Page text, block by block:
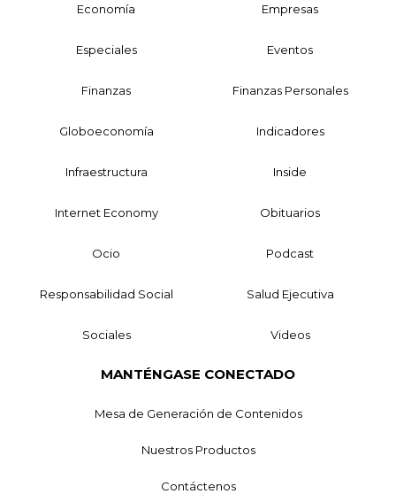
Economía Empresas
Especiales Eventos
Finanzas Finanzas Personales
Globoeconomía Indicadores
Infraestructura Inside
Internet Economy Obituarios
Ocio Podcast
Responsabilidad Social Salud Ejecutiva
Sociales Videos
MANTÉNGASE CONECTADO
Mesa de Generación de Contenidos
Nuestros Productos
Contáctenos